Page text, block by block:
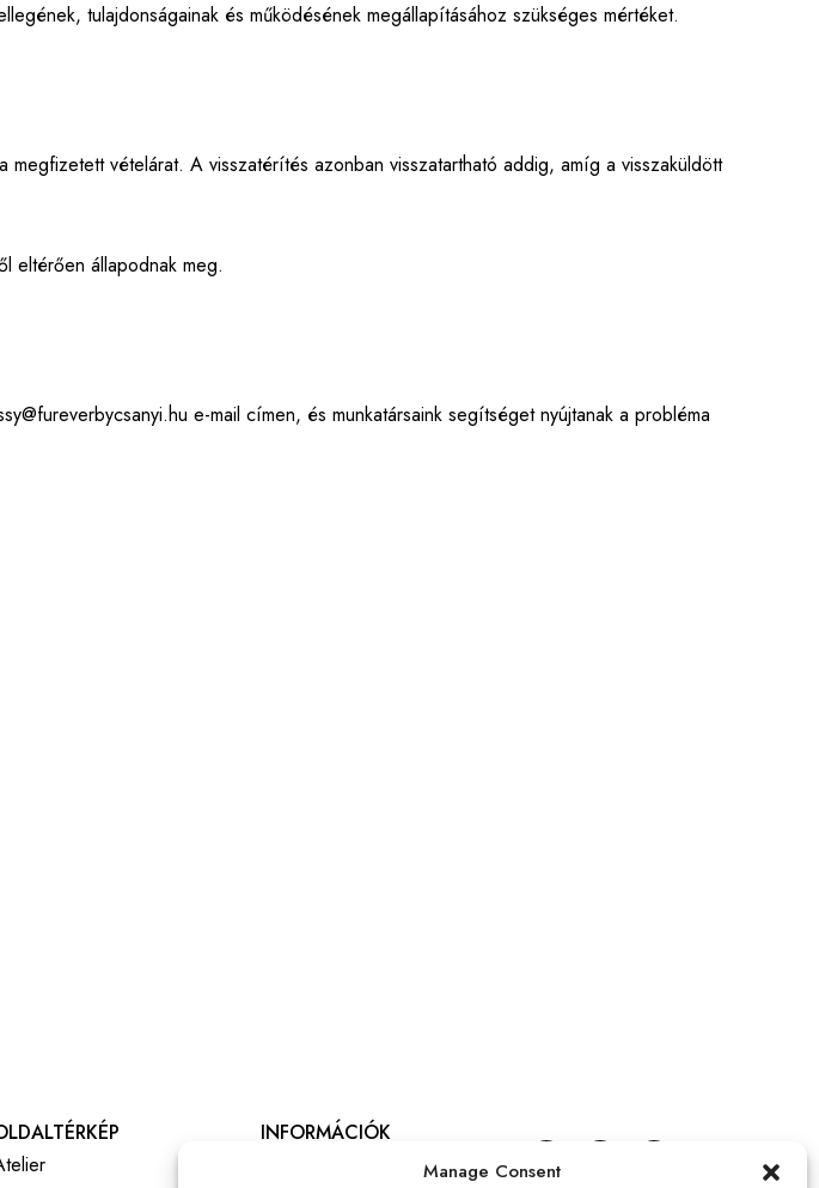
Manage Consent
tulajdonságainak és működésének megállapításához szükséges mértéket.
vételárat. A visszatérítés azonban visszatartható addig, amíg a visszaküldött
eltérően állapodnak meg.
e-mail címen, és munkatársaink segítséget nyújtanak a probléma
INFORMÁCIÓK
Általános szerződési feltételek